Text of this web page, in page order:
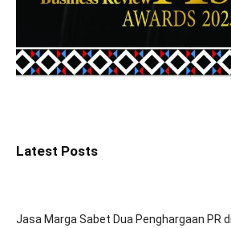
Latest Posts
Jasa Marga Sabet Dua Penghargaan PR